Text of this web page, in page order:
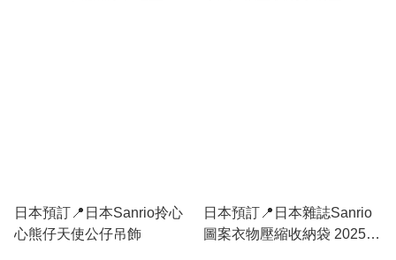
日本預訂📍日本Sanrio拎心
心熊仔天使公仔吊飾
日本預訂📍日本雜誌Sanrio
圖案衣物壓縮收納袋 2025年